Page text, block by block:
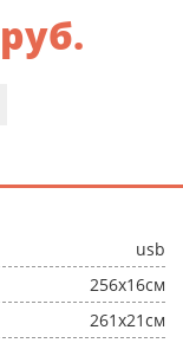
руб.
usb
256x16см
261x21см